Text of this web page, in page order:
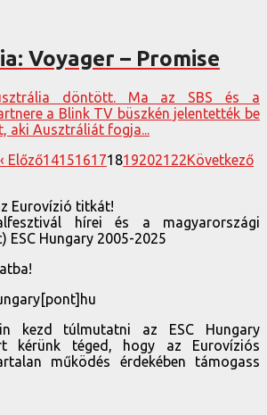
Voyager – Promise
döntött. Ma az SBS és a
a Blink TV büszkén jelentették be
aki Ausztráliát fogja...
‹ Előző1415161718192021 22Következő
Eurovízió titkát!
hírei és a magyarországi
ESC Hungary 2005-2025
kezd túlmutatni az ESC Hungary
kérünk téged, hogy az Eurovíziós
működés érdekében támogass